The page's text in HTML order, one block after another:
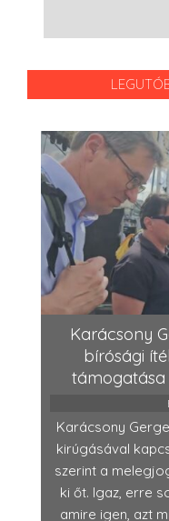
Karácsony
bírósági
támogatása
Karácsony
kirúgásával
szerint a
ki őt. Igaz, erre
amire igen, azt